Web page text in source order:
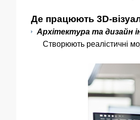
Де працюють 3D-
Архітектура та дизайн
Створюють реалістичні